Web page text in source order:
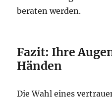
beraten werden.
Fazit: Ihre
Händen
Die Wahl eines